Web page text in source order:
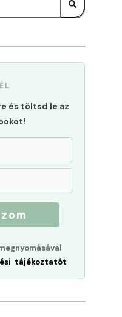
és töltsd le az
tájékoztatót